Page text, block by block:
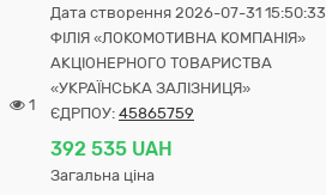
1
Дата створення 2026-07-31 15:50:33
ФІЛІЯ «ЛОКОМОТИВНА КОМПАНІЯ»
АКЦІОНЕРНОГО ТОВАРИСТВА
«УКРАЇНСЬКА ЗАЛІЗНИЦЯ»
ЄДРПОУ: 45865759
392 535 UAH
Загальна ціна